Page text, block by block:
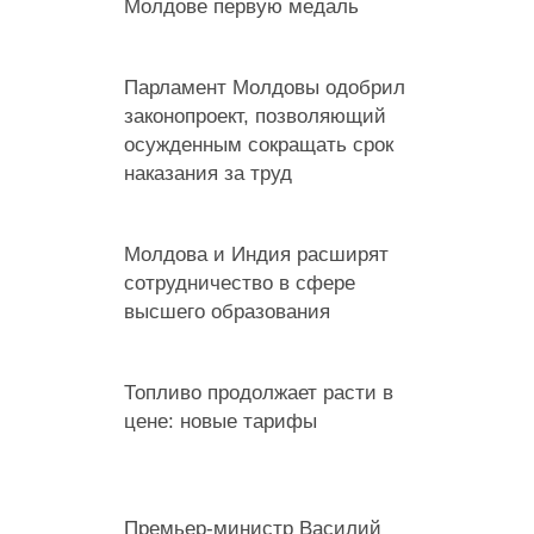
Молдове первую медаль
Парламент Молдовы одобрил
законопроект, позволяющий
осужденным сокращать срок
наказания за труд
Молдова и Индия расширят
сотрудничество в сфере
высшего образования
Топливо продолжает расти в
цене: новые тарифы
Премьер-министр Василий